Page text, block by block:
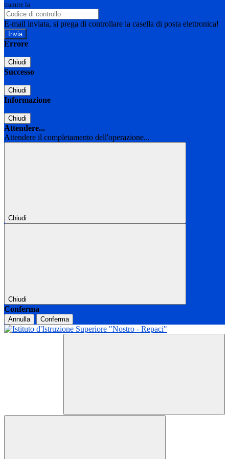
tramite la
E-mail inviata, si prega di controllare la casella di posta elettronica!
Errore
Chiudi
Successo
Chiudi
Informazione
Chiudi
Attendere...
Attendere il completamento dell'operazione...
Chiudi
Chiudi
Conferma
Annulla Conferma